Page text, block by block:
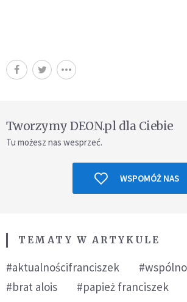
Tworzymy DEON.pl dla Ciebie
Tu możesz nas wesprzeć.
WSPOMÓŻ NAS
TEMATY W ARTYKULE
#aktualnościfranciszek
#brat alois
#papież franciszek